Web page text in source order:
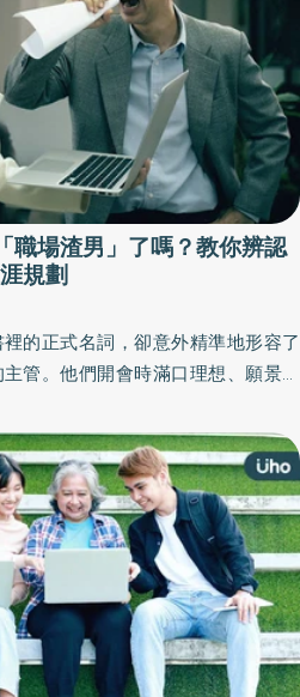
場渣男」了嗎？教你辨認
規劃
的正式名詞，卻意外精準地形容了
管。他們開會時滿口理想、願景與
現疲憊感不是來自工作本身，而是
優活健康網》特選此篇，教你辨認